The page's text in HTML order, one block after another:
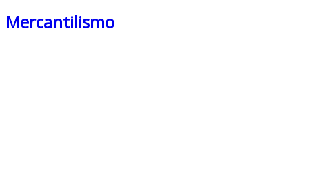
Mercantilismo